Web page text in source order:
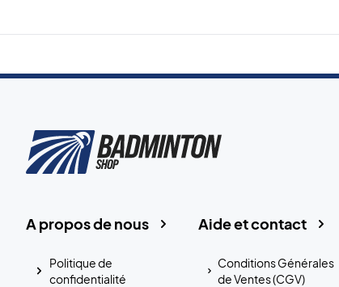
Aide et contact
Conditions Générales
de Ventes (CGV)
A propos de nous
Politique de
confidentialité